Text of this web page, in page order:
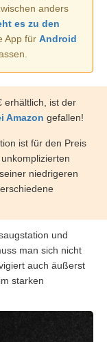
anders
es zu den
App für Android
erhältlich, ist der
Amazon gefallen!
ist für den Preis
niedrigeren
und
man sich nicht
auch äußerst
starken